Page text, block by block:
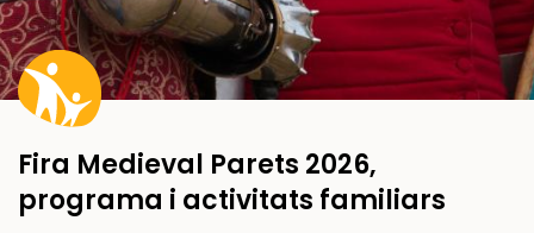
Fira Medieval Parets 2026,
programa i activitats familiars